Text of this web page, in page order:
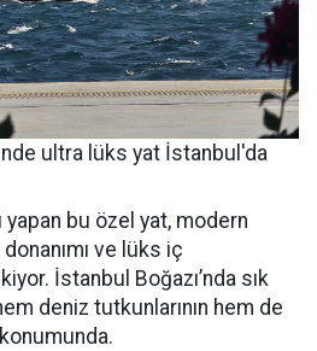
ultra lüks yat İstanbul'da
yapan bu özel yat, modern
ve lüks iç
İstanbul Boğazı’nda sık
deniz tutkunlarının hem de